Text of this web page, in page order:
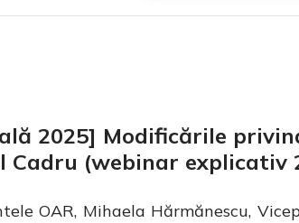
2025] Modificările
Cadru (webinar explicativ
OAR, Mihaela Hărmănescu,